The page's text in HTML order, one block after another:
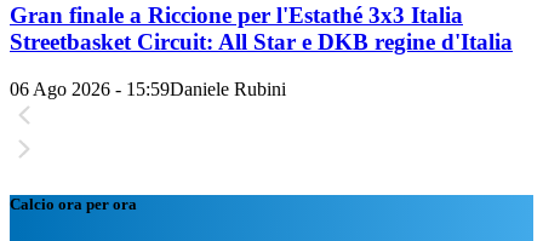
Gran finale a Riccione per l'Estathé 3x3 Italia
Streetbasket Circuit: All Star e DKB regine d'Italia
06 Ago 2026 - 15:59Daniele Rubini
Calcio ora per ora